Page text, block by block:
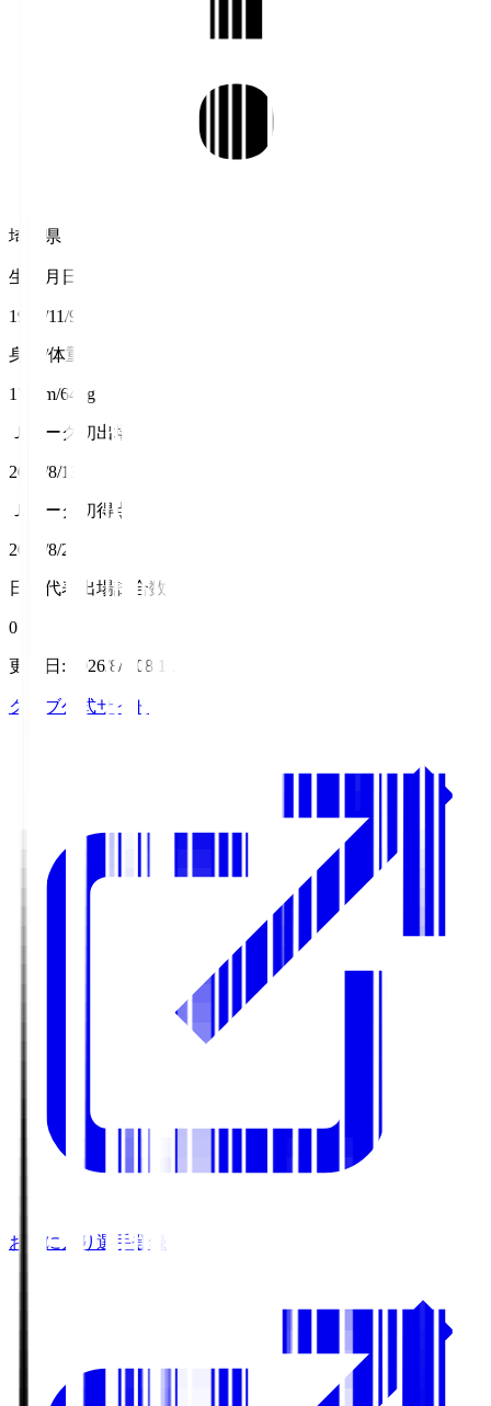
埼玉県
生年月日
1997/11/9
身長/体重
170cm/64kg
Ｊリーグ初出場
2016/8/13
Ｊリーグ初得点
2020/8/2
日本代表出場試合数
0
更新日 : 2026/8/7 08:11
クラブ公式サイト
お気に入り選手登録